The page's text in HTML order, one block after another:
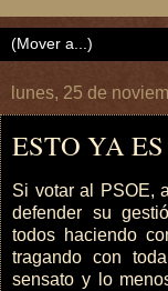
lunes, 25 de
ESTO YA
Si votar al PSOE,
defender su
todos haciendo
tragando con
sensato y lo